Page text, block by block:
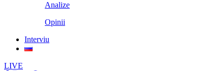
Analize
Opinii
Interviu
LIVE